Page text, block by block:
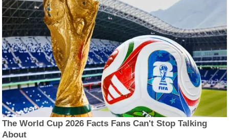
The World Cup 2026 Facts Fans Can't Stop Talking
About